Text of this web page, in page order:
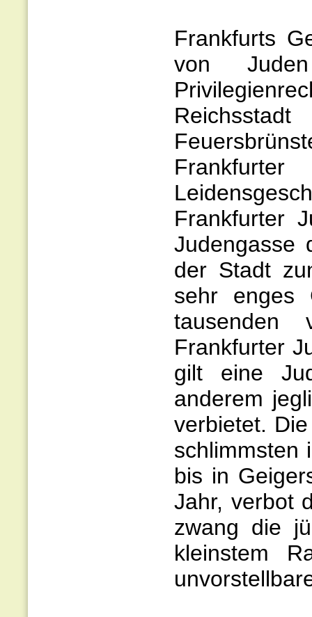
Frankfurts
von
Frankfurter
Judengasse
der Stadt
sehr enges
Frankfurter
gilt eine
anderem
verbietet.
schlimmsten
bis in
Jahr, verbot
zwang die
kleinstem